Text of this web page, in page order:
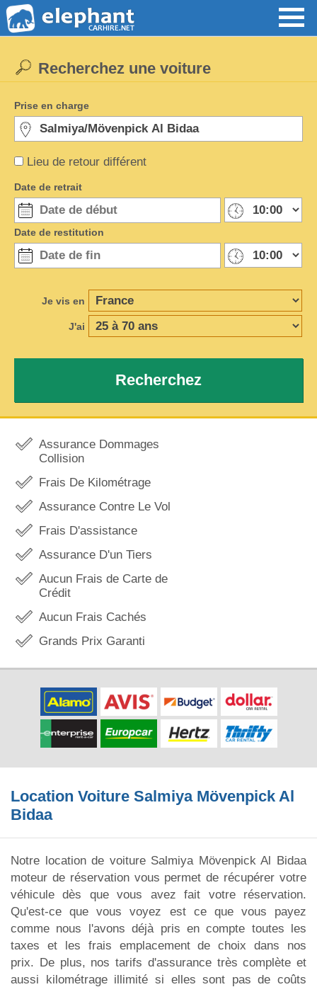
Lieu de retour différent
Recherchez une voiture
Prise en charge
Date de retrait
Date de restitution
Je vis en
J'ai
Recherchez
Assurance Dommages
Collision
Frais De Kilométrage
Assurance Contre Le Vol
Frais D'assistance
Assurance D'un Tiers
Aucun Frais de Carte de
Crédit
Aucun Frais Cachés
Grands Prix Garanti
Location Voiture Salmiya Mövenpick Al
Bidaa
Notre location de voiture Salmiya Mövenpick Al Bidaa
moteur de réservation vous permet de récupérer votre
véhicule dès que vous avez fait votre réservation.
Qu'est-ce que vous voyez est ce que vous payez
comme nous l'avons déjà pris en compte toutes les
taxes et les frais emplacement de choix dans nos
prix. De plus, nos tarifs d'assurance très complète et
aussi kilométrage illimité si elles sont pas de coûts